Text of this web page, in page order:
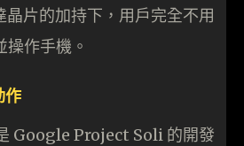
片的加持下，用戶完全不用
作手機。
作
Google Project Soli 的開發